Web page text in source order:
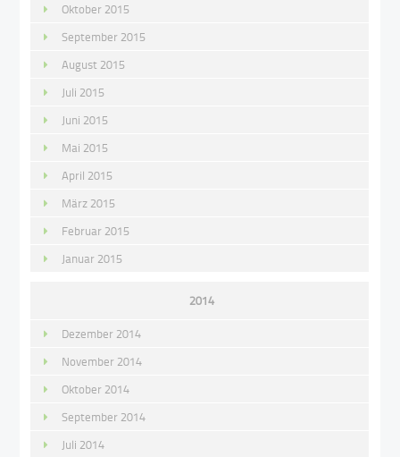
Oktober 2015
September 2015
August 2015
Juli 2015
Juni 2015
Mai 2015
April 2015
März 2015
Februar 2015
Januar 2015
2014
Dezember 2014
November 2014
Oktober 2014
September 2014
Juli 2014